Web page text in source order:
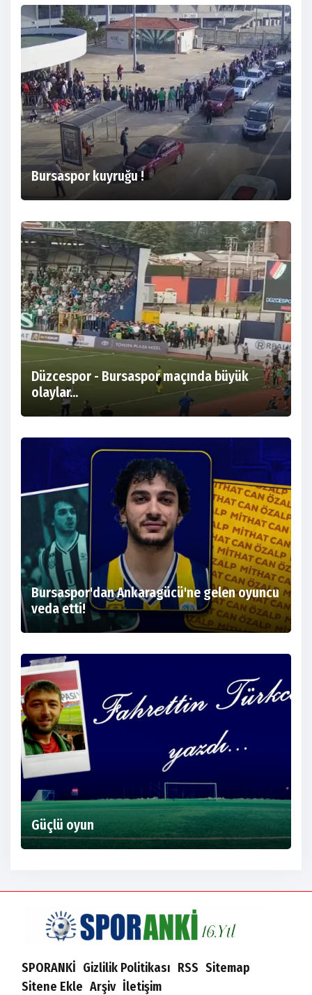
Bursaspor kuyruğu !
Düzcespor - Bursaspor maçında büyük
olaylar...
Bursaspor'dan Ankaragücü'ne gelen oyuncu
veda etti!
Güçlü oyun
SPORANKİ Gizlilik Politikası RSS Sitemap
Sitene Ekle Arşiv İletişim